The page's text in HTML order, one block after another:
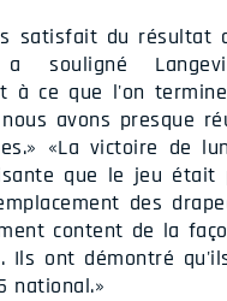
satisfait du résultat
a souligné
à ce que l'on
nous avons presque
«La victoire de
que le jeu était
des
content de la
Ils ont démontré
national.»